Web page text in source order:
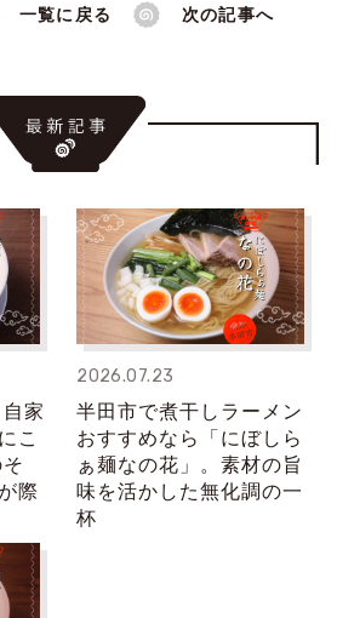
一覧に戻る 次の記事へ
家
こ
際
2026.07.23
半田市で煮干しラーメン
おすすめなら「にぼしら
ぁ麺なの花」。素材の旨
味を活かした無化調の一
杯